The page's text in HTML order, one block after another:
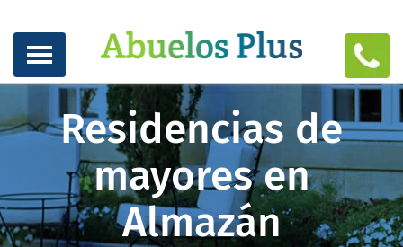
Residencias de
mayores en
Almazán